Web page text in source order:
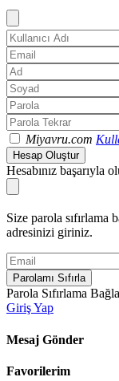
Miyavru.com
Hesap Oluştur
Hesabınız başarıyla
Size parola sıfırlama
adresinizi giriniz.
Parolamı Sıfırla
Parola Sıfırlama
Giriş Yap
Mesaj Gönder
Favorilerim